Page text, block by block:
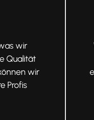
wir
Qualität
wir
Profis